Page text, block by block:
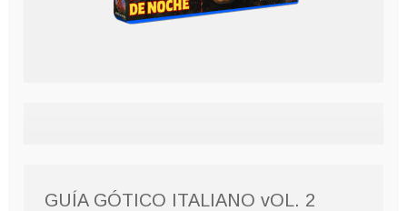
GUÍA GÓTICO ITALIANO vOL. 2